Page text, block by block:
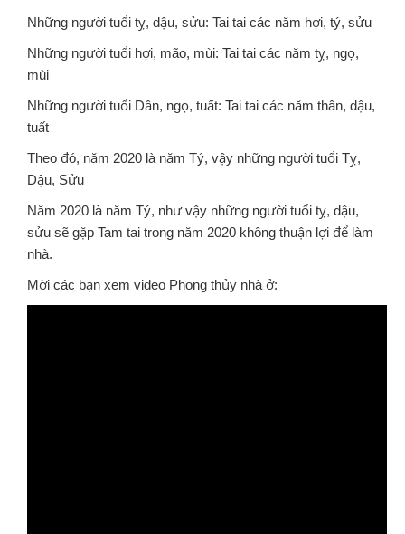
Những người tuổi tỵ, dậu, sửu: Tai tai các năm hợi, tý, sửu
Những người tuổi hợi, mão, mùi: Tai tai các năm tỵ, ngọ,
mùi
Những người tuổi Dần, ngọ, tuất: Tai tai các năm thân, dậu,
tuất
Theo đó, năm 2020 là năm Tý, vậy những người tuổi Tỵ,
Dậu, Sửu
Năm 2020 là năm Tý, như vậy những người tuổi tỵ, dậu,
sửu sẽ gặp Tam tai trong năm 2020 không thuận lợi để làm
nhà.
Mời các bạn xem video Phong thủy nhà ở: